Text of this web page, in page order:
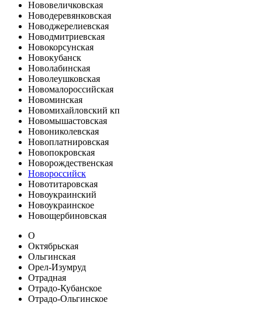
Нововеличковская
Новодеревянковская
Новоджерелиевская
Новодмитриевская
Новокорсунская
Новокубанск
Новолабинская
Новолеушковская
Новомалороссийская
Новоминская
Новомихайловский кп
Новомышастовская
Новониколевская
Новоплатнировская
Новопокровская
Новорождественская
Новороссийск
Новотитаровская
Новоукраинский
Новоукраинское
Новощербиновская
О
Октябрьская
Ольгинская
Орел-Изумруд
Отрадная
Отрадо-Кубанское
Отрадо-Ольгинское